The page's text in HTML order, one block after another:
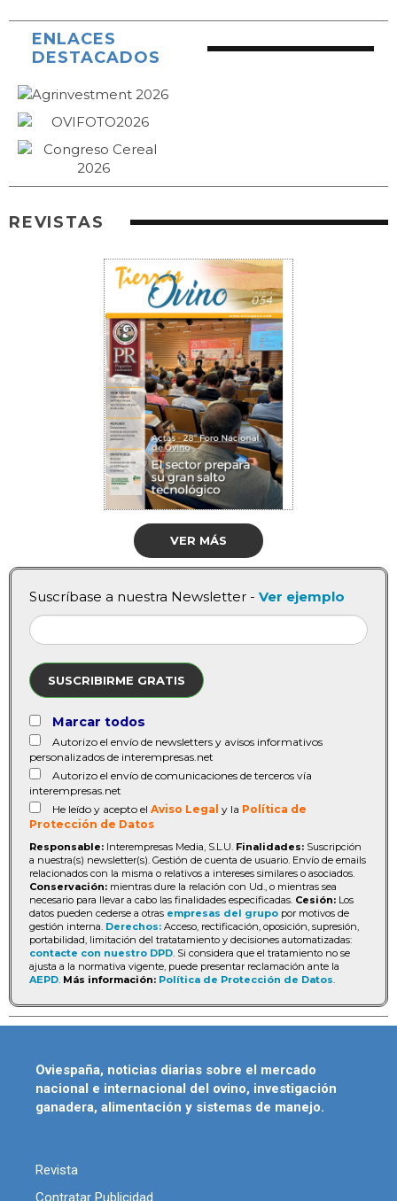
ENLACES
DESTACADOS
REVISTAS
VER MÁS
Suscríbase a nuestra Newsletter - Ver ejemplo
SUSCRIBIRME GRATIS
Marcar todos
Autorizo el envío de newsletters y avisos informativos
personalizados de interempresas.net
Autorizo el envío de comunicaciones de terceros vía
interempresas.net
He leído y acepto el Aviso Legal y la Política de
Protección de Datos
Responsable: Interempresas Media, S.L.U. Finalidades: Suscripción
a nuestra(s) newsletter(s). Gestión de cuenta de usuario. Envío de emails
relacionados con la misma o relativos a intereses similares o asociados.
Conservación: mientras dure la relación con Ud., o mientras sea
necesario para llevar a cabo las finalidades especificadas. Cesión: Los
datos pueden cederse a otras empresas del grupo por motivos de
gestión interna. Derechos: Acceso, rectificación, oposición, supresión,
portabilidad, limitación del tratatamiento y decisiones automatizadas:
contacte con nuestro DPD . Si considera que el tratamiento no se
ajusta a la normativa vigente, puede presentar reclamación ante la
AEPD Más información: Política de Protección de Datos
Oviespaña, noticias diarias sobre el mercado
nacional e internacional del ovino, investigación
ganadera, alimentación y sistemas de manejo.
Revista
Contratar Publicidad